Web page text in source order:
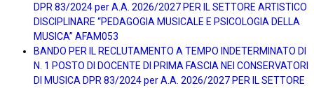
DPR 83/2024 per A.A. 2026/2027 PER IL SETTORE ARTISTICO
DISCIPLINARE “PEDAGOGIA MUSICALE E PSICOLOGIA DELLA
MUSICA” AFAM053
BANDO PER IL RECLUTAMENTO A TEMPO INDETERMINATO DI
N. 1 POSTO DI DOCENTE DI PRIMA FASCIA NEI CONSERVATORI
DI MUSICA DPR 83/2024 per A.A. 2026/2027 PER IL SETTORE